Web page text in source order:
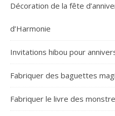
Décoration de la fête
d’Harmonie
Invitations hibou pour
Fabriquer des baguettes
Fabriquer le livre des